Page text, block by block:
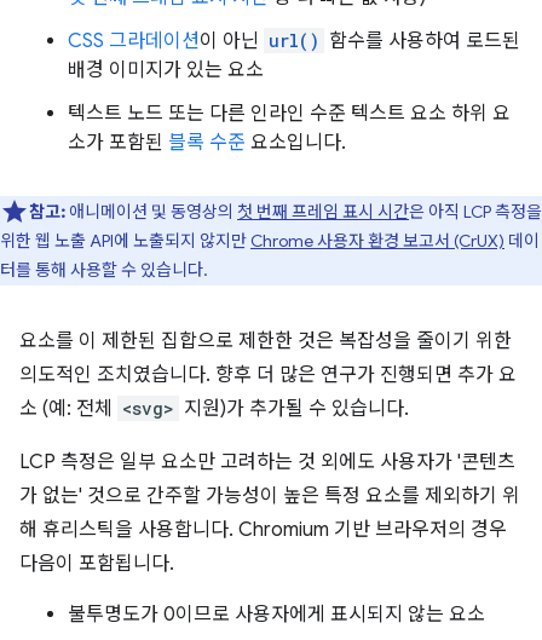
CSS 그라데이션이 아닌 url() 함수를 사용하여 로드된
배경 이미지가 있는 요소
텍스트 노드 또는 다른 인라인 수준 텍스트 요소 하위 요
소가 포함된 블록 수준 요소입니다.
참고: 애니메이션 및 동영상의 첫 번째 프레임 표시 시간은 아직 LCP 측정을
위한 웹 노출 API에 노출되지 않지만 Chrome 사용자 환경 보고서 (CrUX) 데이
터를 통해 사용할 수 있습니다.
요소를 이 제한된 집합으로 제한한 것은 복잡성을 줄이기 위한
의도적인 조치였습니다. 향후 더 많은 연구가 진행되면 추가 요
소 (예: 전체
<svg> 지원)가 추가될 수 있습니다.
LCP 측정은 일부 요소만 고려하는 것 외에도 사용자가 '콘텐츠
가 없는' 것으로 간주할 가능성이 높은 특정 요소를 제외하기 위
해 휴리스틱을 사용합니다. Chromium 기반 브라우저의 경우
다음이 포함됩니다.
불투명도가 0이므로 사용자에게 표시되지 않는 요소